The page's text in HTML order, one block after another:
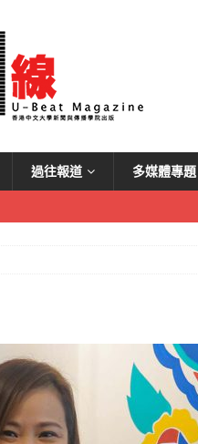
過往報道 多媒體專題